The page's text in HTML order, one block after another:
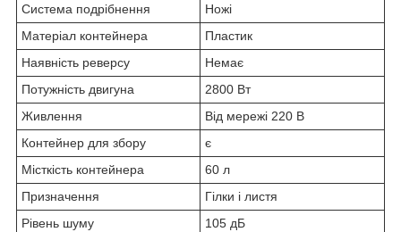
Система подрібнення
Ножі
Матеріал контейнера
Пластик
Наявність реверсу
Немає
Потужність двигуна
2800 Вт
Живлення
Від мережі 220 В
Контейнер для збору
є
Місткість контейнера
60 л
Призначення
Гілки і листя
Рівень шуму
105 дБ